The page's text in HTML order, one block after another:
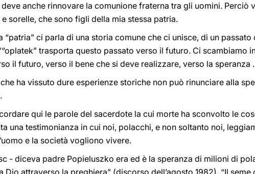
deve anche rinnovare la comunione fraterna tra gli uomini. Perciò
sorelle, che sono figli della mia stessa patria.
“patria” ci parla di una storia comune che ci unisce, di un
trasporta questo passato verso il futuro. Ci scambiamo
il futuro, verso il bene che si deve realizzare, verso la speranza
ha vissuto dure esperienze storiche non può rinunciare alla
qui le parole del sacerdote la cui morte ha sconvolto le
una testimonianza in cui noi, polacchi, e non soltanto noi,
e la società vogliono vivere.
- diceva padre Popieluszko era ed è la speranza di milioni di
Dio attraverso la preghiera” (discorso dell’agosto 1982). “Il